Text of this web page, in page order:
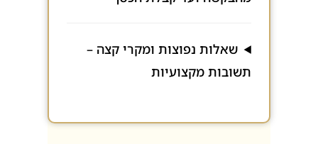
שאלות נפוצות ומקרי קצה –
תשובות מקצועיות